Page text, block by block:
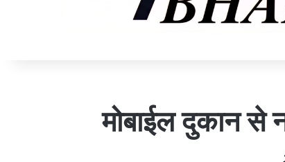
मोबाईल दुकान से